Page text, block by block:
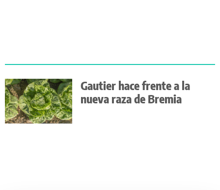
Gautier hace frente a la
nueva raza de Bremia